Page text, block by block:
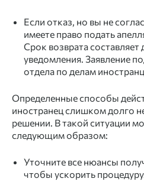
Если отказ, но вы не
имеете право подать
Срок возврата составляет
уведомления. Заявление
отдела по делам
Определенные способы
иностранец слишком долго
решении. В такой ситуации
следующим образом:
Уточните все нюансы
чтобы ускорить